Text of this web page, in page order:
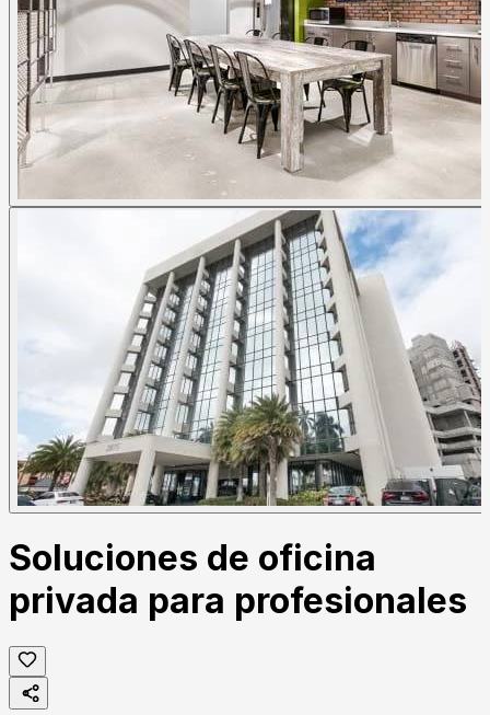
Soluciones de oficina
privada para profesionales